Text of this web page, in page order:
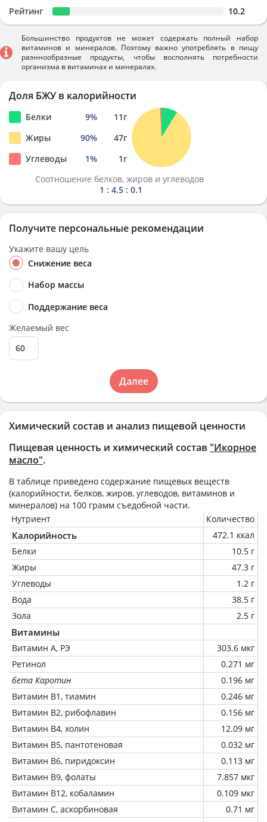
Химический состав и анализ пищевой ценности
Пищевая ценность и химический состав "Икорное
масло".
В таблице приведено содержание пищевых веществ
(калорийности, белков, жиров, углеводов, витаминов и
минералов) на 100 грамм съедобной части.
Нутриент
Количество
Калорийность
472.1 ккал
Белки
10.5 г
Жиры
47.3 г
Углеводы
1.2 г
Вода
38.5 г
Зола
2.5 г
Витамины
Витамин А, РЭ
303.6 мкг
Ретинол
0.271 мг
бета Каротин
0.196 мг
Витамин В1, тиамин
0.246 мг
Витамин В2, рибофлавин
0.156 мг
Витамин В4, холин
12.09 мг
Витамин В5, пантотеновая
0.032 мг
Витамин В6, пиридоксин
0.113 мг
Витамин В9, фолаты
7.857 мкг
Витамин В12, кобаламин
0.109 мкг
Витамин C, аскорбиновая
0.71 мг
Рейтинг 10.2
Большинство продуктов не может содержать полный набор
витаминов и минералов. Поэтому важно употреблять в пищу
разннообразные продукты, чтобы восполнять потребности
организма в витаминах и минералах.
Доля БЖУ в калорийности
Белки 9% 11г
Жиры
90% 47г
Углеводы
1% 1г
Соотношение белков, жиров и углеводов
1 : 4.5 : 0.1
Получите персональные рекомендации
Укажите вашу цель
Снижение веса
Набор массы
Поддержание веса
Желаемый вес
Далее